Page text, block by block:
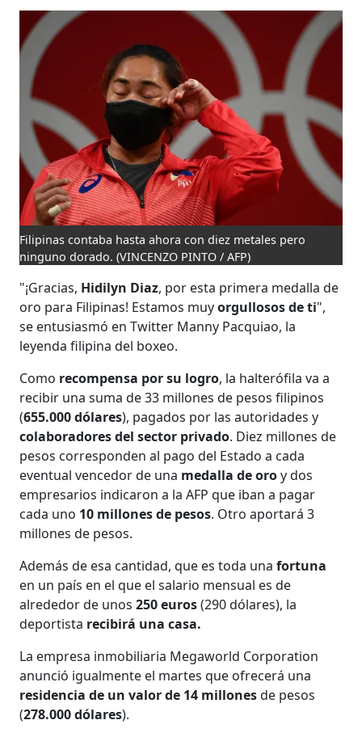
Filipinas contaba hasta ahora con diez metales pero
ninguno dorado. (VINCENZO PINTO / AFP)
"¡Gracias, Hidilyn Diaz, por esta primera medalla de
oro para Filipinas! Estamos muyorgullosos de ti",
se entusiasmó en Twitter Manny Pacquiao, la
leyenda filipina del boxeo.
Como recompensa por su logro, la halterófila va a
recibir una suma de 33 millones de pesos filipinos
(655.000 dólares), pagados por las autoridades y
colaboradores del sector privado. Diez millones de
pesos corresponden al pago del Estado a cada
eventual vencedor de una medalla de oroy dos
empresarios indicaron a la AFP que iban a pagar
cada uno 10 millones de pesos. Otro aportará 3
millones de pesos.
Además de esa cantidad, que es toda unafortuna
en un país en el que el salario mensual es de
alrededor de unos250 euros(290 dólares), la
deportista recibirá una casa.
La empresa inmobiliaria Megaworld Corporation
anunció igualmente el martes que ofrecerá una
residencia de un valor de 14 millonesde pesos
(278.000 dólares).